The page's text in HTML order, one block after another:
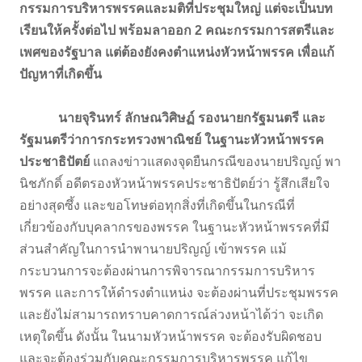
กรรมการบริหารพรรคและมติที่ประชุมใหญ่ แต่จะเป็นบท
เรียนให้ครั้งต่อไป พร้อมลาออก 2 คณะกรรมการสตรีและ
เพศของรัฐบาล แต่ต้องยังคงตำแหน่งหัวหน้าพรรค เพื่อแก้
ปัญหาที่เกิดขึ้น
นายจุรินทร์ ลักษณวิศิษฏ์ รองนายกรัฐมนตรี และ
รัฐมนตรีว่าการกระทรวงพาณิชย์ ในฐานะหัวหน้าพรรค
ประชาธิปัตย์ แถลงข่าวแสดงจุดยืนกรณีของนายปริญญ์ พา
นิชภักดิ์ อดีตรองหัวหน้าพรรคประชาธิปัตย์ว่า รู้สึกเสียใจ
อย่างสุดซึ้ง และขอโทษต่อทุกสิ่งที่เกิดขึ้นในกรณีที่
เกี่ยวข้องกับบุคลากรของพรรค ในฐานะหัวหน้าพรรคที่มี
ส่วนสำคัญในการนำพานายปริญญ์ เข้าพรรค แม้
กระบวนการจะต้องผ่านการพิจารณากรรมการบริหาร
พรรค และการให้ดำรงตำแหน่ง จะต้องผ่านที่ประชุมพรรค
และยังไม่สามารถทราบคาดการณ์ล่วงหน้าได้ว่า จะเกิด
เหตุใดขึ้น ดังนั้น ในนามหัวหน้าพรรค จะต้องรับผิดชอบ
และจะต้องร่วมกับคณะกรรมการบริหารพรรค แก้ไข